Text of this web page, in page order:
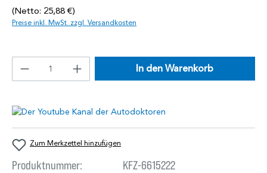
(Netto: 25,88 €)
Preise inkl. MwSt. zzgl. Versandkosten
In den Warenkorb
Zum Merkzettel hinzufügen
Produktnummer:
KFZ-6615222